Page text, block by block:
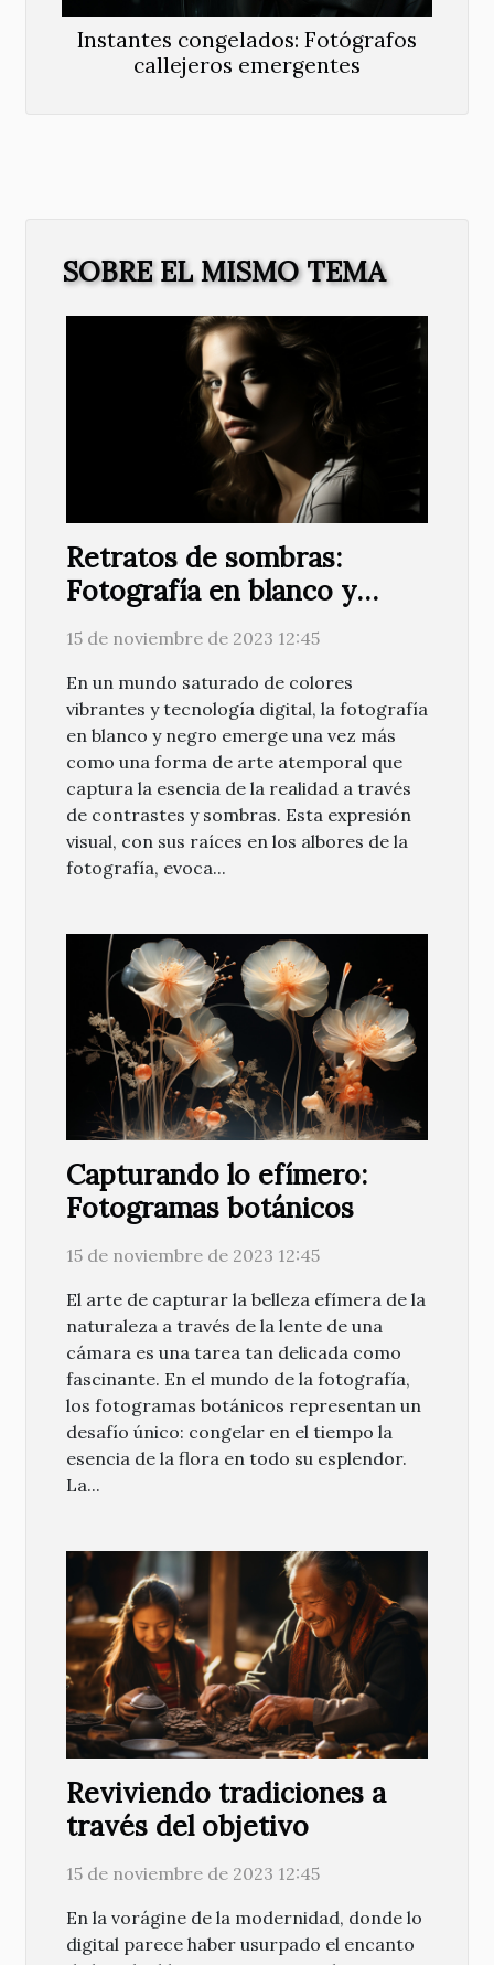
Instantes congelados: Fotógrafos
callejeros emergentes
SOBRE EL MISMO TEMA
Retratos de sombras:
Fotografía en blanco y
negro renace
15 de noviembre de 2023 12:45
En un mundo saturado de colores
vibrantes y tecnología digital, la fotografía
en blanco y negro emerge una vez más
como una forma de arte atemporal que
captura la esencia de la realidad a través
de contrastes y sombras. Esta expresión
visual, con sus raíces en los albores de la
fotografía, evoca...
Capturando lo efímero:
Fotogramas botánicos
15 de noviembre de 2023 12:45
El arte de capturar la belleza efímera de la
naturaleza a través de la lente de una
cámara es una tarea tan delicada como
fascinante. En el mundo de la fotografía,
los fotogramas botánicos representan un
desafío único: congelar en el tiempo la
esencia de la flora en todo su esplendor.
La...
Reviviendo tradiciones a
través del objetivo
15 de noviembre de 2023 12:45
En la vorágine de la modernidad, donde lo
digital parece haber usurpado el encanto